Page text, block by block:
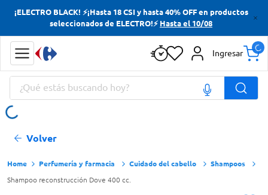
¡ELECTRO BLACK! ⚡¡Hasta 18 CSI y hasta 40% OFF en productos
seleccionados de ELECTRO!⚡ Hasta el 10/08
Ingresar
¿Qué estás buscando hoy?
Volver
Perfumería y farmacia Cuidado del cabello Shampoos
Shampoo reconstrucción Dove 400 cc.
Términos más buscados
Yerba
Cerveza
Doves
Términos más buscados
Yerba
Cerveza
Doves
Papas Fritas